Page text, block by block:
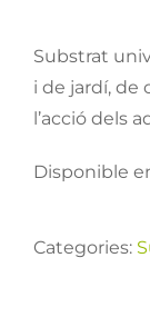
Substrat
i de jardí, de
l’acció dels
Disponible
Categories: